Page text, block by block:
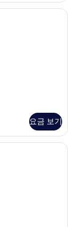
요금 보기